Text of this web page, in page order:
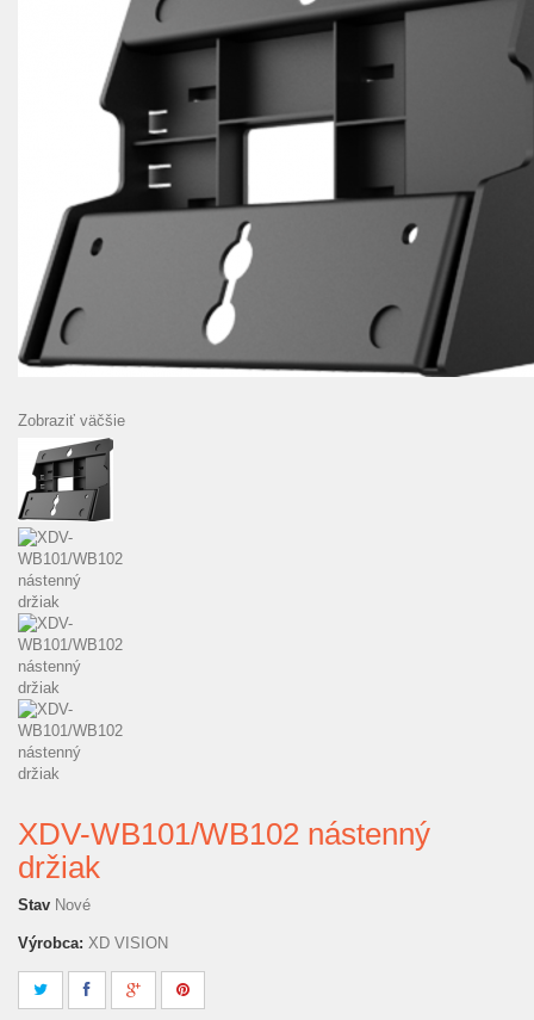
Zobraziť väčšie
XDV-WB101/WB102 nástenný
držiak
Stav Nové
Výrobca: XD VISION